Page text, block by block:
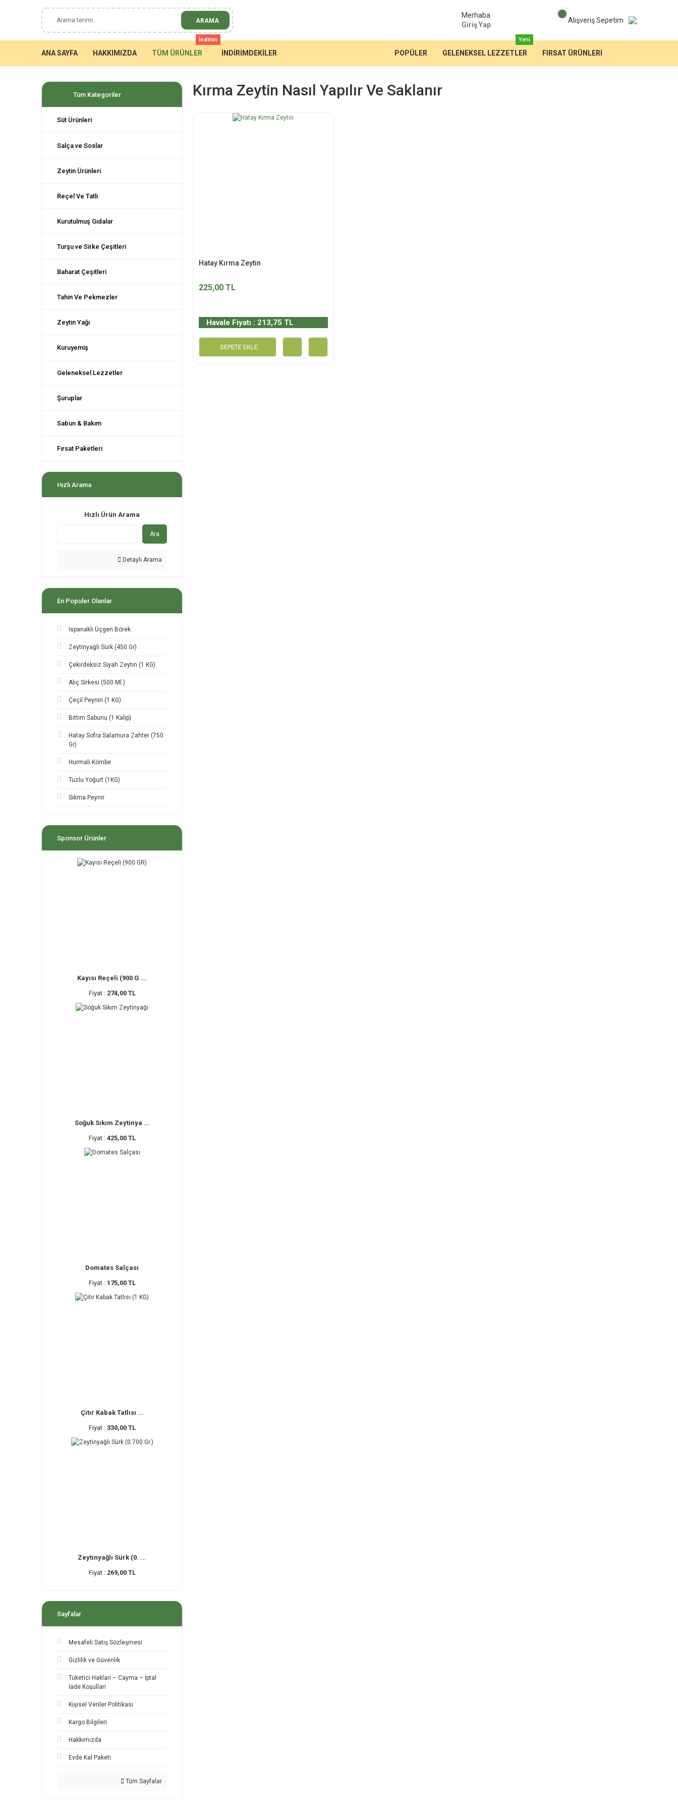
ARAMA
Merhaba
Giriş Yap
Alışveriş Sepetim
ANA SAYFA HAKKIMIZDA
İndirim
TÜM ÜRÜNLER İNDİRİMDEKİLER POPÜLER
Yeni
GELENEKSEL LEZZETLER FIRSAT ÜRÜNLERİ
Tüm Kategoriler
Süt Ürünleri
Salça ve Soslar
Zeytin Ürünleri
Reçel Ve Tatlı
Kurutulmuş Gıdalar
Turşu ve Sirke Çeşitleri
Baharat Çeşitleri
Tahin Ve Pekmezler
Zeytin Yağı
Kuruyemiş
Geleneksel Lezzetler
Şuruplar
Sabun & Bakım
Fırsat Paketleri
Hızlı Arama
Hızlı Ürün Arama
Ara
Detaylı Arama
En Populer Olanlar
Ispanaklı Üçgen Börek
Zeytinyağlı Sürk (450 Gr)
Çekirdeksiz Siyah Zeytin (1 KG)
Alıç Sirkesi (500 Ml.)
Çeçil Peyniri (1 KG)
Bıttım Sabunu (1 Kalıp)
Hatay Sofra Salamura Zahter (750
Gr)
Hurmalı Kömbe
Tuzlu Yoğurt (1KG)
Sıkma Peynir
Sponsor Ürünler
Kayısı Reçeli (900 G ...
Fiyat : 274,00 TL
Soğuk Sıkım Zeytinya ...
Fiyat : 425,00 TL
Domates Salçası
Fiyat : 175,00 TL
Çıtır Kabak Tatlısı ...
Fiyat : 330,00 TL
Zeytinyağlı Sürk (0. ...
Fiyat : 269,00 TL
Sayfalar
Mesafeli Satış Sözleşmesi
Gizlilik ve Güvenlik
Tüketici Haklari – Cayma – İptal
İade Koşullari
Kişisel Veriler Politikası
Kargo Bilgileri
Hakkımızda
Evde Kal Paketi
Tüm Sayfalar
Kırma Zeytin Nasıl Yapılır Ve Saklanır
Hatay Kırma Zeytin
225,00 TL
Havale Fiyatı : 213,75 TL
SEPETE EKLE